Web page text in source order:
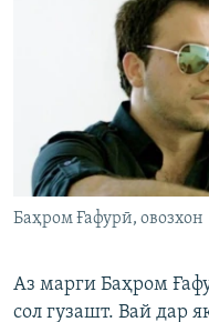
Баҳром Ғафурӣ, овозхон
Аз марги Баҳром
сол гузашт. Вай дар